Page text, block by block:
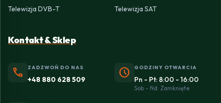
Telewizja DVB-T
Telewizja SAT
Kontakt & Sklep
phone ZADZWOŃ DO NAS
+48 880 628 509 schedule GODZINY OTWARCIA
Pn - Pt: 8:00 - 16:00
Sob - Nd: Zamknięte